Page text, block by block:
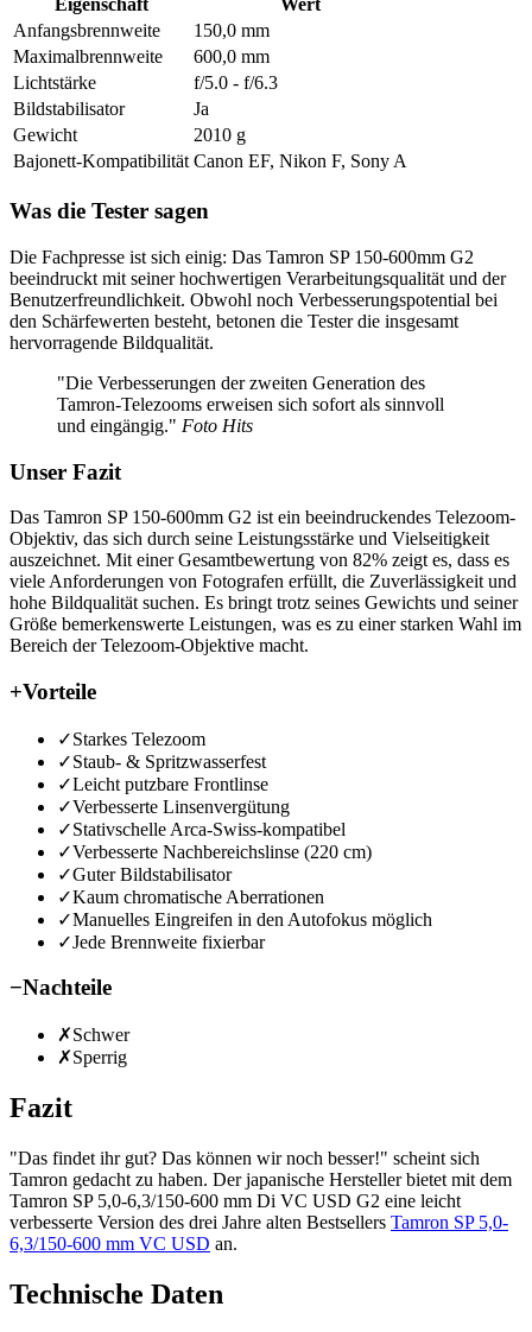
Eigenschaft
Wert
Anfangsbrennweite
150,0 mm
Maximalbrennweite
600,0 mm
Lichtstärke
f/5.0 - f/6.3
Bildstabilisator
Ja
Gewicht
2010 g
Bajonett-Kompatibilität Canon EF, Nikon F, Sony A
Was die Tester sagen
Die Fachpresse ist sich einig: Das Tamron SP 150-600mm G2
beeindruckt mit seiner hochwertigen Verarbeitungsqualität und der
Benutzerfreundlichkeit. Obwohl noch Verbesserungspotential bei
den Schärfewerten besteht, betonen die Tester die insgesamt
hervorragende Bildqualität.
"Die Verbesserungen der zweiten Generation des
Tamron-Telezooms erweisen sich sofort als sinnvoll
und eingängig." Foto Hits
Unser Fazit
Das Tamron SP 150-600mm G2 ist ein beeindruckendes Telezoom-
Objektiv, das sich durch seine Leistungsstärke und Vielseitigkeit
auszeichnet. Mit einer Gesamtbewertung von 82% zeigt es, dass es
viele Anforderungen von Fotografen erfüllt, die Zuverlässigkeit und
hohe Bildqualität suchen. Es bringt trotz seines Gewichts und seiner
Größe bemerkenswerte Leistungen, was es zu einer starken Wahl im
Bereich der Telezoom-Objektive macht.
+Vorteile
✓Starkes Telezoom
✓Staub- & Spritzwasserfest
✓Leicht putzbare Frontlinse
✓Verbesserte Linsenvergütung
✓Stativschelle Arca-Swiss-kompatibel
✓Verbesserte Nachbereichslinse (220 cm)
✓Guter Bildstabilisator
✓Kaum chromatische Aberrationen
✓Manuelles Eingreifen in den Autofokus möglich
✓Jede Brennweite fixierbar
−Nachteile
✗Schwer
✗Sperrig
Fazit
"Das findet ihr gut? Das können wir noch besser!" scheint sich
Tamron gedacht zu haben. Der japanische Hersteller bietet mit dem
Tamron SP 5,0-6,3/150-600 mm Di VC USD G2 eine leicht
verbesserte Version des drei Jahre alten Bestsellers Tamron SP 5,0-
6,3/150-600 mm VC USD an.
Technische Daten